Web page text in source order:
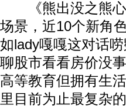
《熊出没之熊心
场景，近10个新角
如lady嘎嘎这对话
聊股市看看房价没
高等教育但拥有生
里目前为止最复杂